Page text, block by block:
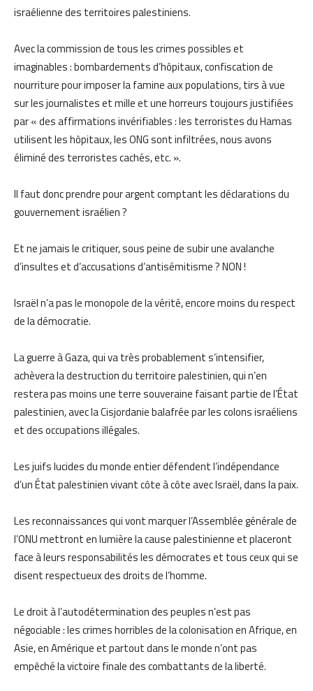
israélienne des territoires palestiniens.
Avec la commission de tous les crimes possibles et
imaginables : bombardements d’hôpitaux, confiscation de
nourriture pour imposer la famine aux populations, tirs à vue
sur les journalistes et mille et une horreurs toujours justifiées
par « des affirmations invérifiables : les terroristes du Hamas
utilisent les hôpitaux, les ONG sont infiltrées, nous avons
éliminé des terroristes cachés, etc. ».
Il faut donc prendre pour argent comptant les déclarations du
gouvernement israélien ?
Et ne jamais le critiquer, sous peine de subir une avalanche
d’insultes et d’accusations d’antisémitisme ? NON !
Israël n’a pas le monopole de la vérité, encore moins du respect
de la démocratie.
La guerre à Gaza, qui va très probablement s’intensifier,
achèvera la destruction du territoire palestinien, qui n’en
restera pas moins une terre souveraine faisant partie de l’État
palestinien, avec la Cisjordanie balafrée par les colons israéliens
et des occupations illégales.
Les juifs lucides du monde entier défendent l’indépendance
d’un État palestinien vivant côte à côte avec Israël, dans la paix.
Les reconnaissances qui vont marquer l’Assemblée générale de
l’ONU mettront en lumière la cause palestinienne et placeront
face à leurs responsabilités les démocrates et tous ceux qui se
disent respectueux des droits de l’homme.
Le droit à l’autodétermination des peuples n’est pas
négociable : les crimes horribles de la colonisation en Afrique, en
Asie, en Amérique et partout dans le monde n’ont pas
empêché la victoire finale des combattants de la liberté.